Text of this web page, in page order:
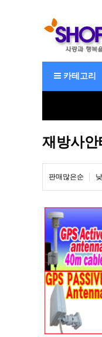
카테고리
재방사
판매많은순